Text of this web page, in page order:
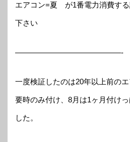
エアコン=夏 が1番電力消費す
下さい
——————————————-
一度検証したのは20年以上前の
要時のみ付け、8月は1ヶ月付け
した。